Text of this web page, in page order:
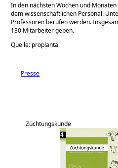
In den nächsten Wochen und
dem wissenschaftlichen Personal.
Professoren berufen werden.
130 Mitarbeiter geben.
Quelle: proplanta
Presse
Züchtungskunde